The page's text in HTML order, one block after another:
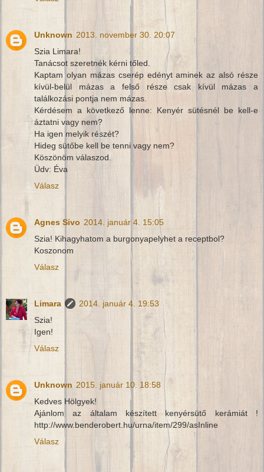
Unknown 2013. november 30. 20:07
Szia Limara!
Tanácsot szeretnék kérni tőled.
Kaptam olyan mázas cserép edényt aminek az alsó része
kívül-belül mázas a felső része csak kívül mázas a
találkozási pontja nem mázas.
Kérdésem a következő lenne: Kenyér sütésnél be kell-e
áztatni vagy nem?
Ha igen melyik részét?
Hideg sütőbe kell be tenni vagy nem?
Köszönöm válaszod.
Üdv: Éva
Válasz
Agnes Sivo 2014. január 4. 15:05
Szia! Kihagyhatom a burgonyapelyhet a receptbol?
Koszonom
Válasz
Limara
2014. január 4. 19:53
Szia!
Igen!
Válasz
Unknown 2015. január 10. 18:58
Kedves Hölgyek!
Ajánlom az általam készített kenyérsütő kerámiát !
http://www.benderobert.hu/urna/item/299/asInline
Válasz